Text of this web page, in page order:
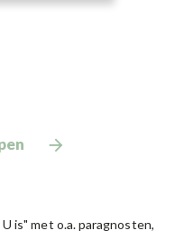
is" met o.a. paragnosten,